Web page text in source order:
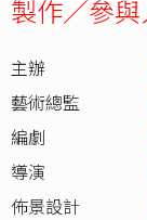
製作／參與
主辦
藝術總監
編劇
導演
佈景設計